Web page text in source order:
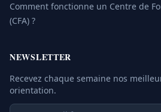
Comment fonctionne un Centre de
(CFA) ?
NEWSLETTER
Recevez chaque semaine nos
orientation.